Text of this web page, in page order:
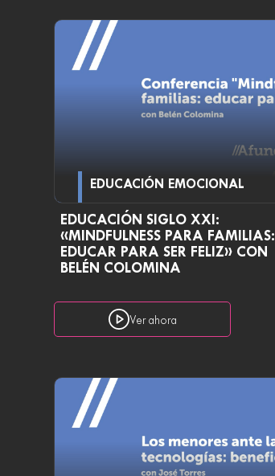
EDUCACIÓN EMOCIONAL
EDUCACIÓN SIGLO XXI:
«MINDFULNESS PARA FAMILIAS:
EDUCAR PARA SER FELIZ» CON
BELÉN COLOMINA
Ver ahora